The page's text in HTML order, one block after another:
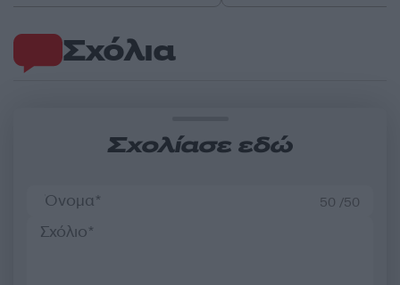
Σχόλια
Σχολίασε εδώ
50 /50